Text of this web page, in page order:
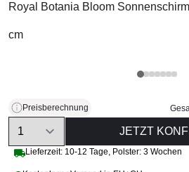
Royal Botania Bloom
cm
Preisberechnung
Quantity
JETZT
Lieferzeit: 10-12 Tage, Polster: 3 Wochen